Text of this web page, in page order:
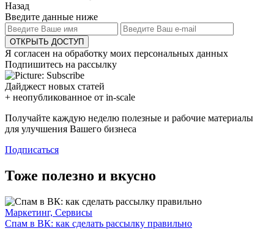
Назад
Введите данные ниже
ОТКРЫТЬ ДОСТУП
Я согласен на обработку моих персональных данных
Подпишитесь на рассылку
Дайджест новых статей
+ неопубликованное от in-scale
Получайте каждую неделю полезные и рабочие материалы
для улучшения Вашего бизнеса
Подписаться
Тоже полезно и вкусно
Маркетинг, Сервисы
Спам в ВК: как сделать рассылку правильно